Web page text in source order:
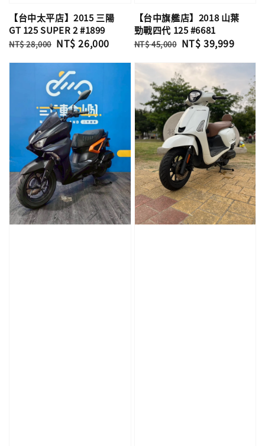
【台中太平店】2015 三陽
GT 125 SUPER 2 #1899
Regular
NT$ 28,000 Sale
NT$ 26,000
【台中旗艦店】2018 山葉
勁戰四代 125 #6681
Regular
NT$ 45,000 Sale
NT$ 39,999